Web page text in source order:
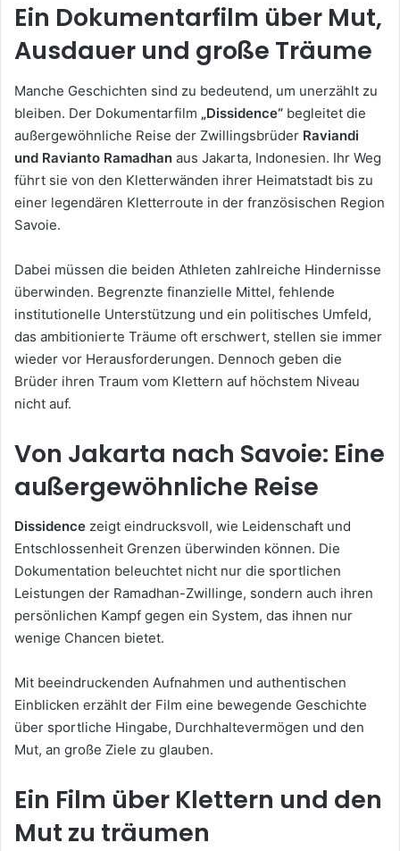
Ein Dokumentarfilm über Mut,
Ausdauer und große Träume
Manche Geschichten sind zu bedeutend, um unerzählt zu
bleiben. Der Dokumentarfilm „Dissidence“ begleitet die
außergewöhnliche Reise der Zwillingsbrüder Raviandi
und Ravianto Ramadhan aus Jakarta, Indonesien. Ihr Weg
führt sie von den Kletterwänden ihrer Heimatstadt bis zu
einer legendären Kletterroute in der französischen Region
Savoie.
Dabei müssen die beiden Athleten zahlreiche Hindernisse
überwinden. Begrenzte finanzielle Mittel, fehlende
institutionelle Unterstützung und ein politisches Umfeld,
das ambitionierte Träume oft erschwert, stellen sie immer
wieder vor Herausforderungen. Dennoch geben die
Brüder ihren Traum vom Klettern auf höchstem Niveau
nicht auf.
Von Jakarta nach Savoie: Eine
außergewöhnliche Reise
Dissidence zeigt eindrucksvoll, wie Leidenschaft und
Entschlossenheit Grenzen überwinden können. Die
Dokumentation beleuchtet nicht nur die sportlichen
Leistungen der Ramadhan-Zwillinge, sondern auch ihren
persönlichen Kampf gegen ein System, das ihnen nur
wenige Chancen bietet.
Mit beeindruckenden Aufnahmen und authentischen
Einblicken erzählt der Film eine bewegende Geschichte
über sportliche Hingabe, Durchhaltevermögen und den
Mut, an große Ziele zu glauben.
Ein Film über Klettern und den
Mut zu träumen